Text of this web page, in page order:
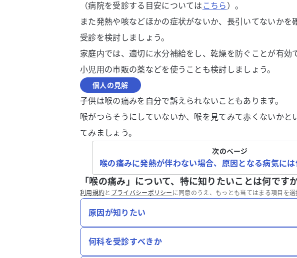
（病院を受診する目安については こちら ）。
また発熱や咳などほかの症状がないか、長引いてないかを
受診を検討しましょう。
家庭内では、適切に水分補給をし、乾燥を防ぐことが有効で
小児用の市販の薬などを使うことも検討しましょう。
個人の見解
子供は喉の痛みを自分で訴えられないこともあります。
喉がつらそうにしていないか、喉を見てみて赤くないかと
てみましょう。
次のページ
喉の痛みに発熱が伴わない場合、原因となる病気には
「喉の痛み」について、特に知りたいことは何です
利用規約と プライバシーポリシー に同意のうえ、もっとも当てはまる項目を選
原因が知りたい
何科を受診すべきか